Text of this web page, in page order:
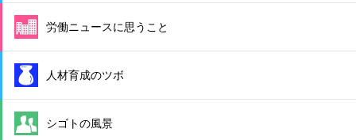
労働ニュースに思うこと
人材育成のツボ
シゴトの風景